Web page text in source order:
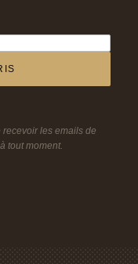
les emails de
tout moment.